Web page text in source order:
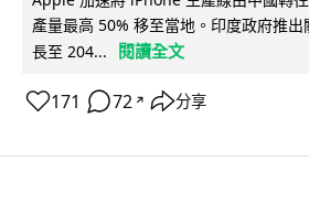
產量最高 50% 移至當地。印度政府推
長至 204...
閱讀全文
171 72 ↗ 分享